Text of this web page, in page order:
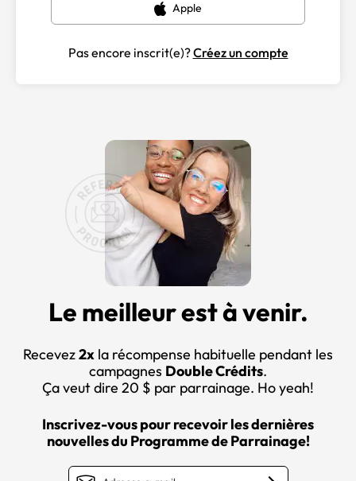
Apple
Pas encore inscrit(e)?Créez un compte
Le meilleur est à venir.
Recevez2x la récompense habituelle pendant les
campagnes Double Crédits.
Ça veut dire 20 $ par parrainage. Ho yeah!
Inscrivez-vous pour recevoir les dernières
nouvelles du Programme de Parrainage!